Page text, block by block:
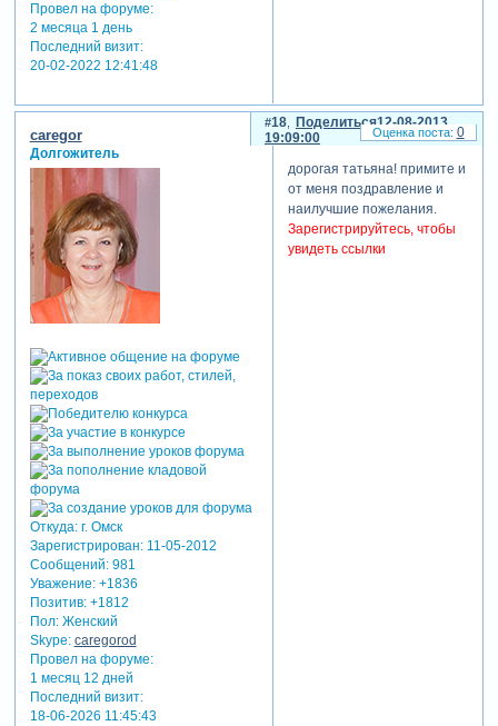
Провел на форуме:
2 месяца 1 день
Последний визит:
20-02-2022 12:41:48
Поделиться
18
12-08-2013
19:09:00
caregor
Долгожитель
Откуда:г. Омск
Зарегистрирован: 11-05-2012
Сообщений:981
Уважение: +1836
Позитив: +1812
Пол:Женский
Skype: caregorod
Провел на форуме:
1 месяц 12 дней
Последний визит:
18-06-2026 11:45:43
дорогая татьяна! примите и
от меня поздравление и
наилучшие пожелания.
Зарегистрируйтесь, чтобы
увидеть ссылки
0